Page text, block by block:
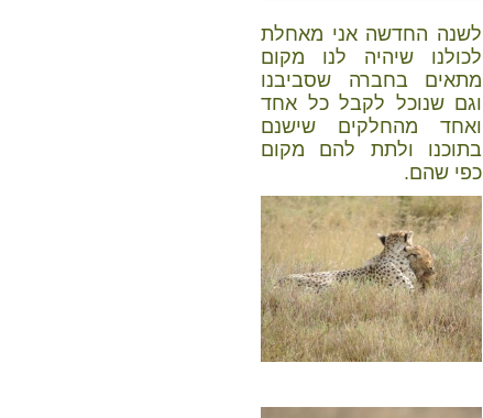
לשנה החדשה אני מאחלת
לכולנו שיהיה לנו מקום
מתאים בחברה שסביבנו
וגם שנוכל לקבל כל אחד
ואחד מהחלקים שישנם
בתוכנו ולתת להם מקום
כפי שהם.